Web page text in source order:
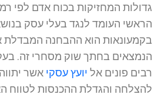
גדולות המחזיקות בכוח אדם לפי
הראשי העומד לנגד בעלי עסק
בקמעונאות הוא ההבחנה המבדלת
הנמצאים בחתך שוק מסחרי זה.
רבים פונים אל יועץ עסקי אשר
להצלחה והגדלת ההכנסות לטווח